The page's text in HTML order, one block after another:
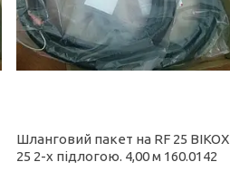
Шланговий пакет на RF 25 BIKOX
25 2-x підлогою. 4,00 м 160.0142